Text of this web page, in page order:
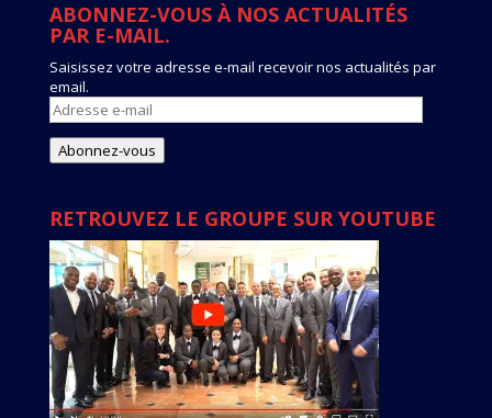
ABONNEZ-VOUS À NOS ACTUALITÉS
PAR E-MAIL.
Saisissez votre adresse e-mail recevoir nos actualités par
email.
Adresse
e-
mail
Abonnez-vous
RETROUVEZ LE GROUPE SUR YOUTUBE